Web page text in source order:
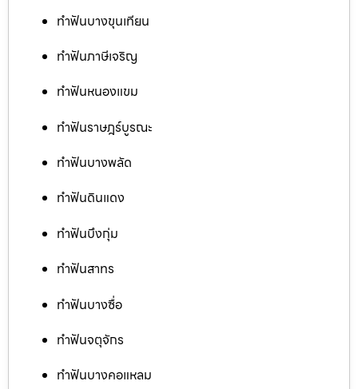
ทำฟันบางขุนเทียน
ทำฟันภาษีเจริญ
ทำฟันหนองแขม
ทำฟันราษฎร์บูรณะ
ทำฟันบางพลัด
ทำฟันดินแดง
ทำฟันบึงกุ่ม
ทำฟันสาทร
ทำฟันบางซื่อ
ทำฟันจตุจักร
ทำฟันบางคอแหลม